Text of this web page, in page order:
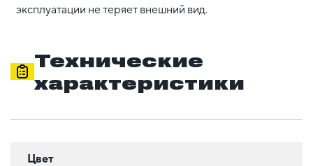
эксплуатации не теряет внешний вид.
Технические
характеристики
Цвет